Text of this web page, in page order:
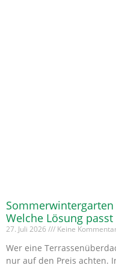
Welche Lösung passt
27. Juli 2026 Keine
Wer eine
nur auf den Preis achten.